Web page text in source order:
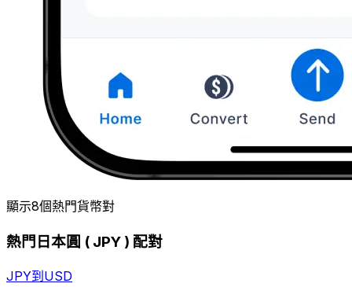
顯示8個熱門貨幣對
熱門日本圓 ( JPY ) 配對
JPY到USD